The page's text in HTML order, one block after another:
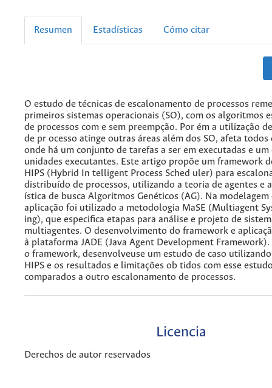
Resumen Estadísticas Cómo citar
O estudo de técnicas de escalonamento de processos
primeiros sistemas operacionais (SO), com os algoritmos
de processos com e sem preempção. Por ém a utilização
de pr ocesso atinge outras áreas além dos SO, afeta todos
onde há um conjunto de tarefas a ser em executadas e
unidades executantes. Este artigo propõe um framework
HIPS (Hybrid In telligent Process Sched uler) para
distribuído de processos, utilizando a teoria de agentes e
ística de busca Algoritmos Genéticos (AG). Na
aplicação foi utilizado a metodologia MaSE (Multiagent
ing), que especifica etapas para análise e projeto de
multiagentes. O desenvolvimento do framework e
à plataforma JADE (Java Agent Development
o framework, desenvolveuse um estudo de caso
HIPS e os resultados e limitações ob tidos com esse
comparados a outro escalonamento de processos.
Licencia
Derechos de autor reservados